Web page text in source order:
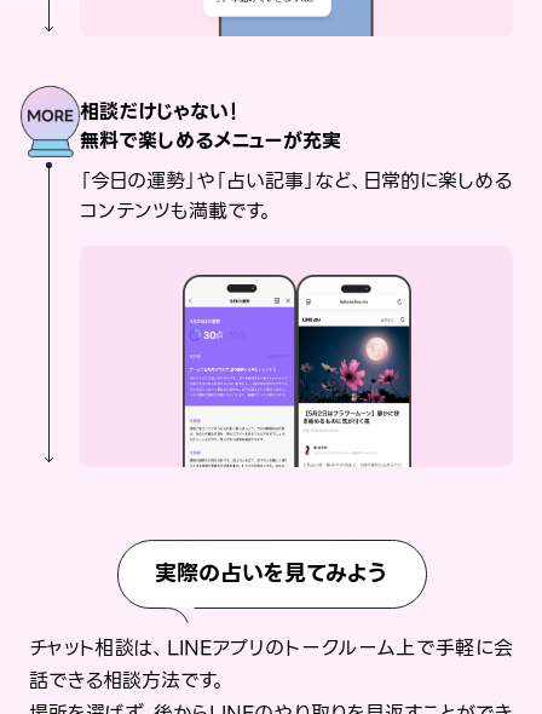
相談だけじゃない！
無料で楽しめるメニューが充実
「今日の運勢」や「占い記事」など、日常的に楽しめる
コンテンツも満載です。
実際の占いを見てみよう
チャット相談は、LINEアプリのトークルーム上で手軽に会
話できる相談方法です。